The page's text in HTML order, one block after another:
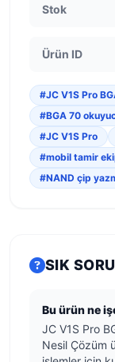
Stok
Ürün ID
#JC V1S Pro
#BGA 70
#JC V1S Pro
#mobil tamir
#NAND çip
SIK
Bu ürün ne
JC V1S Pro
Nesil Çözüm